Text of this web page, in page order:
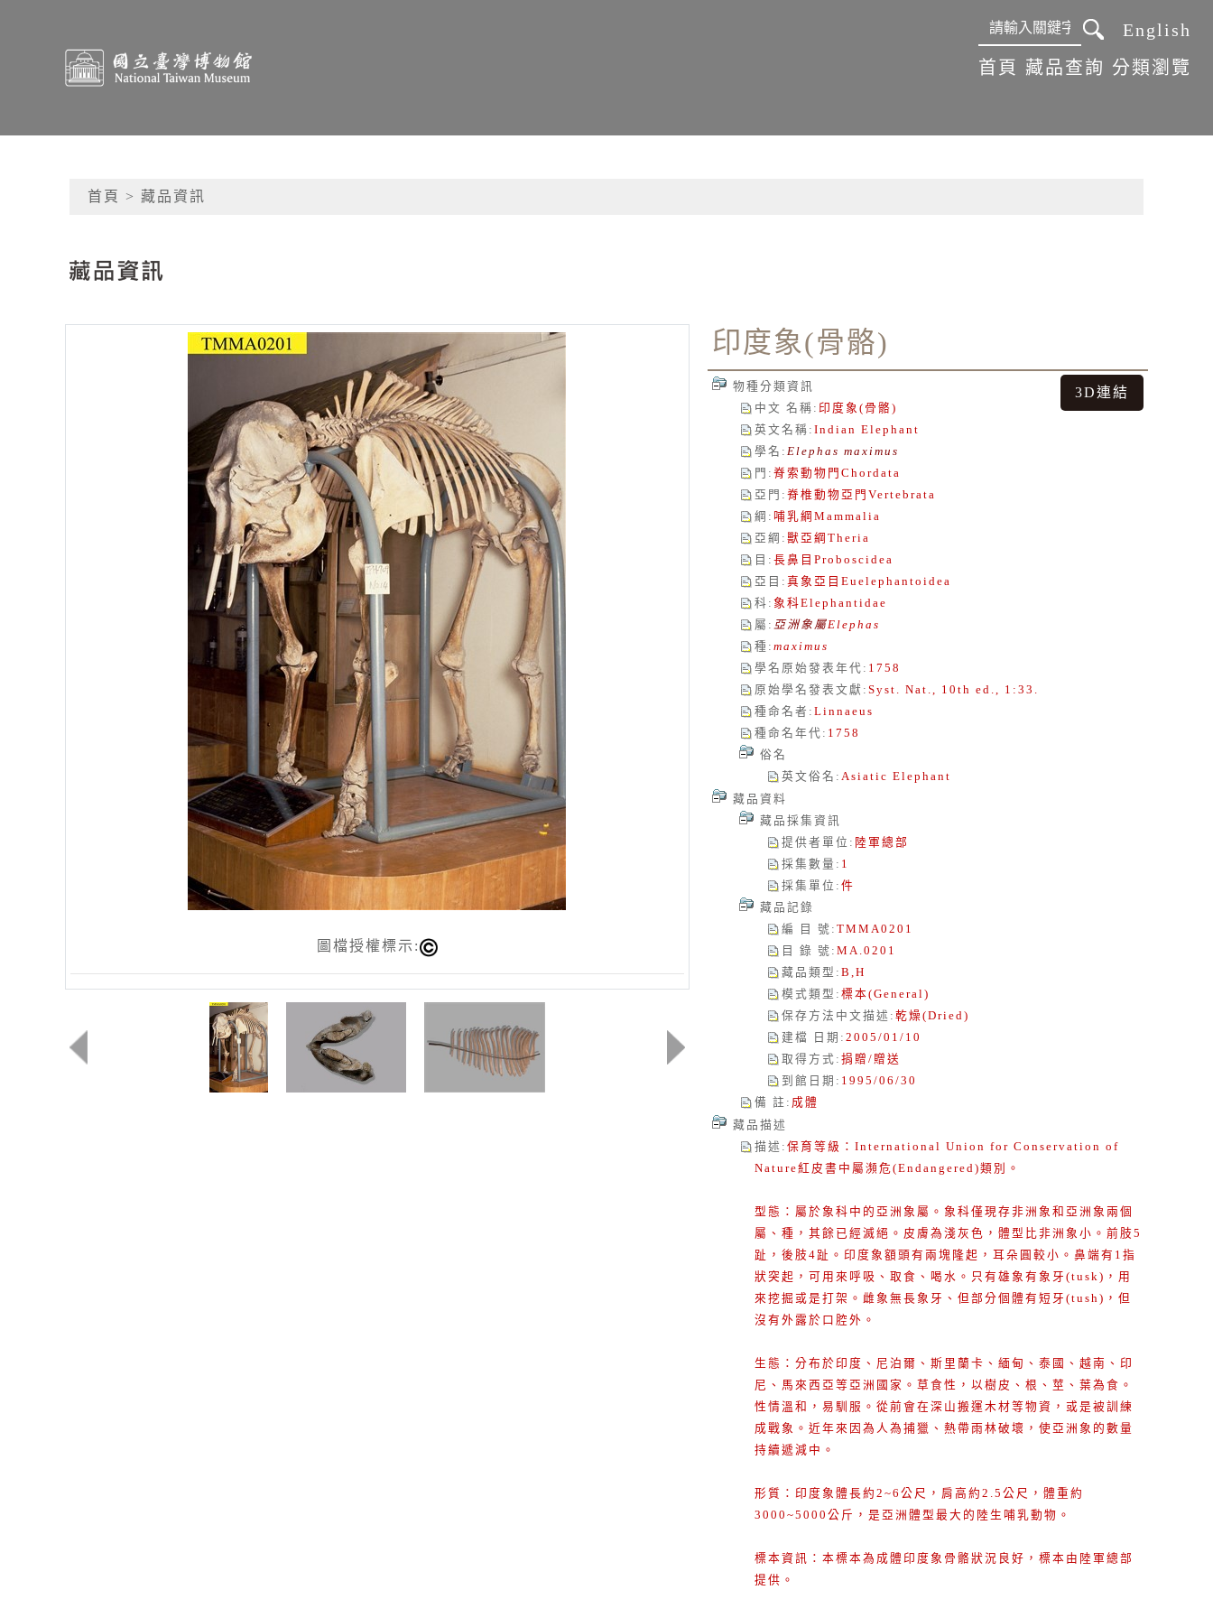
國立臺灣博物館典藏查詢資訊系統
網頁導覽 首頁 藏品查詢 分類瀏覽
English
首頁 > 藏品資訊
圖檔授權標示:
印度象(骨骼)
3D連結
物種分類資訊
中文 名稱 : 印度象(骨骼)
英文名稱 : Indian Elephant
學名 : Elephas maximus
門 : 脊索動物門 Chordata
亞門 : 脊椎動物亞門 Vertebrata
綱 : 哺乳綱 Mammalia
亞綱 : 獸亞綱 Theria
目 : 長鼻目 Proboscidea
亞目 : 真象亞目 Euelephantoidea
科 : 象科Elephantidae
屬 : 亞洲象屬Elephas
種 : maximus
學名原始發表年代 : 1758
原始學名發表文獻 : Syst. Nat., 10th ed., 1:33.
種命名者 : Linnaeus
種命名年代 : 1758
俗名
英文俗名 : Asiatic Elephant
藏品資料
藏品採集資訊
提供者單位 : 陸軍總部
採集數量 : 1
採集單位 : 件
藏品記錄
編 目 號 : TMMA0201
目 錄 號 : MA.0201
藏品類型 : B,H
模式類型 : 標本(General)
保存方法中文描述 : 乾燥(Dried)
建檔 日期 : 2005/01/10
取得方式 : 捐贈/贈送
到館日期 : 1995/06/30
備 註 : 成體
藏品描述
描述 : 保育等級：International Union for Conservation of
Nature紅皮書中屬瀕危(Endangered)類別。
型態：屬於象科中的亞洲象屬。象科僅現存非洲象和亞洲象兩個
屬、種，其餘已經滅絕。皮膚為淺灰色，體型比非洲象小。前肢5
趾，後肢4趾。印度象額頭有兩塊隆起，耳朵圓較小。鼻端有1指
狀突起，可用來呼吸、取食、喝水。只有雄象有象牙(tusk)，用
來挖掘或是打架。雌象無長象牙、但部分個體有短牙(tush)，但
沒有外露於口腔外。
生態：分布於印度、尼泊爾、斯里蘭卡、緬甸、泰國、越南、印
尼、馬來西亞等亞洲國家。草食性，以樹皮、根、莖、葉為食。
性情溫和，易馴服。從前會在深山搬運木材等物資，或是被訓練
成戰象。近年來因為人為捕獵、熱帶雨林破壞，使亞洲象的數量
持續遞減中。
形質：印度象體長約2~6公尺，肩高約2.5公尺，體重約
3000~5000公斤，是亞洲體型最大的陸生哺乳動物。
標本資訊：本標本為成體印度象骨骼狀況良好，標本由陸軍總部
提供。